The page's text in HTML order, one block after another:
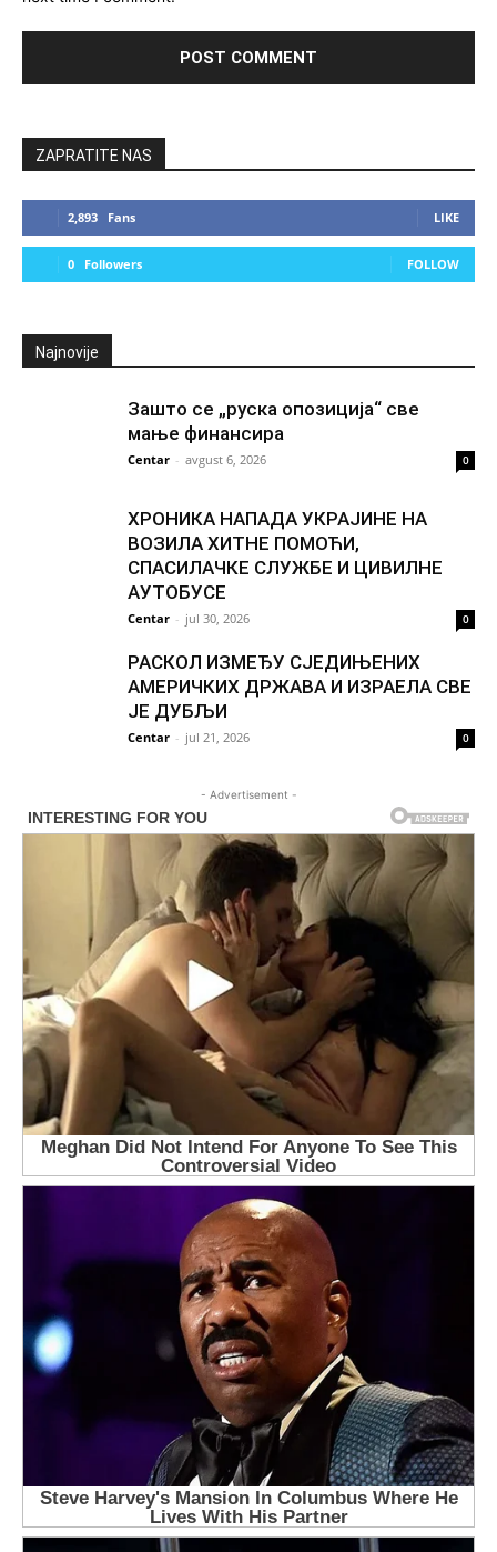
ZAPRATITE NAS
2,893 Fans LIKE
0 Followers FOLLOW
Najnovije
Зашто се „руска опозиција“ све
мање финансира
Centar - avgust 6, 2026 0
ХРОНИКА НАПАДА УКРАЈИНЕ НА
ВОЗИЛА ХИТНЕ ПОМОЋИ,
СПАСИЛАЧКЕ СЛУЖБЕ И ЦИВИЛНЕ
АУТОБУСЕ
Centar - jul 30, 2026 0
РАСКОЛ ИЗМЕЂУ СЈЕДИЊЕНИХ
АМЕРИЧКИХ ДРЖАВА И ИЗРАЕЛА СВЕ
ЈЕ ДУБЉИ
Centar - jul 21, 2026 0
- Advertisement -